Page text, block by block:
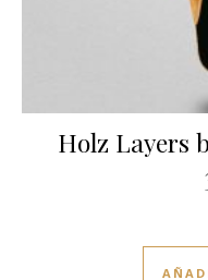
Holz Layers